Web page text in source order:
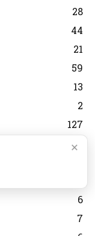
28
44
21
59
13
2
127
301
6
7
×